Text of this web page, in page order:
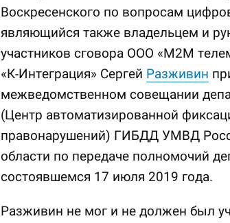
Воскресенского по вопросам
являющийся также владельцем и
участников сговора ООО «М2М
«К-Интеграция» Сергей Разживин
межведомственном совещании
(Центр автоматизированной
правонарушений) ГИБДД УМВД
области по передаче полномочий
состоявшемся 17 июля 2019 года.
Разживин не мог и не должен был